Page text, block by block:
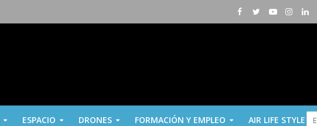
ESPACIO DRONES FORMACIÓN Y EMPLEO AIR LIFE STYLE